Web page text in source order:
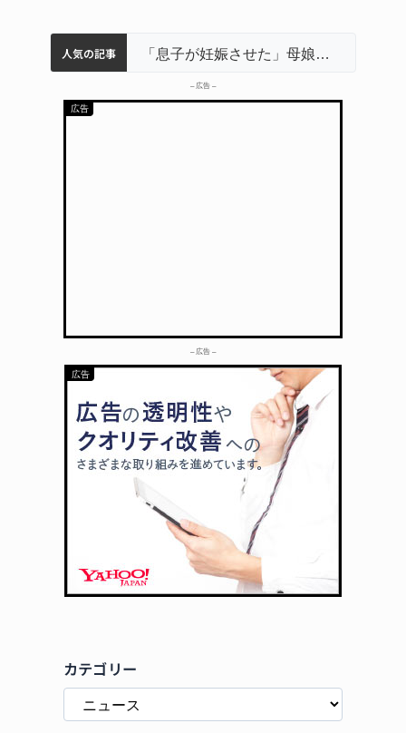
人気の記事
名張市水道料金47％値上げへ 答申案、審議会で大筋まとまる
中学校の陶壁モニュメント 地元建設会社がボランティアで清掃 伊賀
名張市立病院のDMAT、熊本地震の被災地へ 能登以来3回目の派遣
器物損壊容疑で83歳女逮捕 伊賀署 「息子が妊娠させた」母娘だまされ400万円詐欺被害 名張
– 広告 –
– 広告 –
カテゴリー